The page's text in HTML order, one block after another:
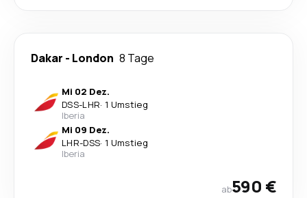
Dakar - London 8 Tage
Mi 02 Dez.
DSS-LHR· 1 Umstieg
Iberia
Mi 09 Dez.
LHR-DSS· 1 Umstieg
Iberia
ab590 €